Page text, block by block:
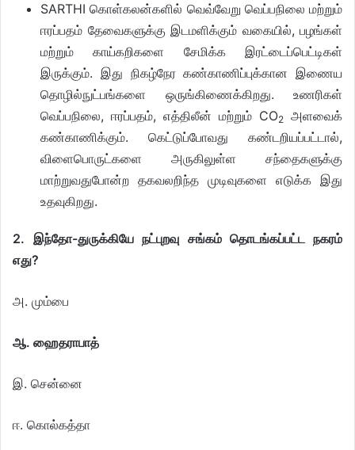
SARTHI கொள்கலன்களில் வெவ்வேறு வெப்பநிலை மற்றும்
ஈரப்பதம் தேவைகளுக்கு இடமளிக்கும் வகையில், பழங்கள்
மற்றும் காய்கறிகளை சேமிக்க இரட்டைப்பெட்டிகள்
இருக்கும். இது நிகழ்நேர கண்காணிப்புக்கான இணைய
தொழில்நுட்பங்களை ஒருங்கிணைக்கிறது. உணரிகள்
வெப்பநிலை, ஈரப்பதம், எத்திலீன் மற்றும் CO2 அளவைக்
கண்காணிக்கும். கெட்டுப்போவது கண்டறியப்பட்டால்,
விளைபொருட்களை அருகிலுள்ள சந்தைகளுக்கு
மாற்றுவதுபோன்ற தகவலறிந்த முடிவுகளை எடுக்க இது
உதவுகிறது.
2.
இந்தோ-துருக்கியே நட்புறவு சங்கம் தொடங்கப்பட்ட நகரம்
எது?
அ. மும்பை
ஆ. ஹைதராபாத்
இ. சென்னை
ஈ. கொல்கத்தா